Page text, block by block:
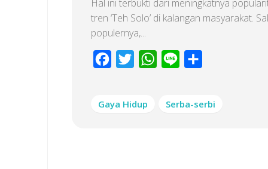
Hal ini terbukti dari meningkatnya
tren ‘Teh Solo’ di kalangan masyarakat.
populernya,...
Facebook
Twitter WhatsApp
Line
Gaya Hidup Serba-serbi